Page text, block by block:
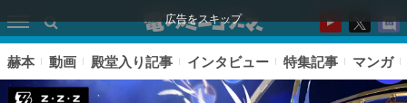
広告をスキップ
赫本 動画 殿堂入り記事 インタビュー 特集記事 マンガ